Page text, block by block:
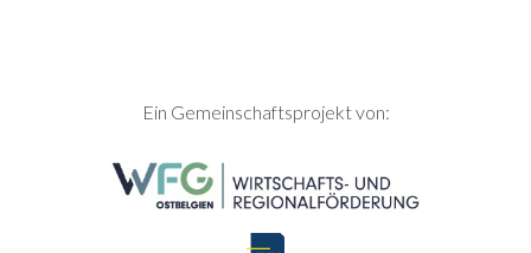
SEITENFUSSEin Gemeinschaftsprojekt von: